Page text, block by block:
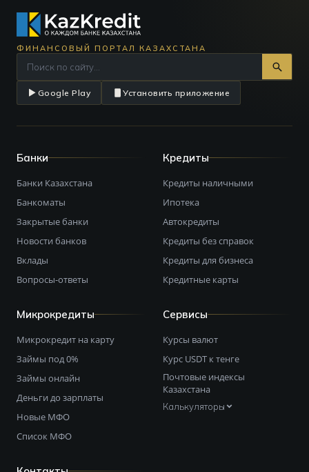
ФИНАНСОВЫЙ ПОРТАЛ КАЗАХСТАНА
Google Play Установить приложение
Банки
Банки Казахстана
Банкоматы
Закрытые банки
Новости банков
Вклады
Вопросы-ответы
Кредиты
Кредиты наличными
Ипотека
Автокредиты
Кредиты без справок
Кредиты для бизнеса
Кредитные карты
Микрокредиты
Микрокредит на карту
Займы под 0%
Займы онлайн
Деньги до зарплаты
Новые МФО
Список МФО
Сервисы
Курсы валют
Курс USDT к тенге
Почтовые индексы
Казахстана
Калькуляторы